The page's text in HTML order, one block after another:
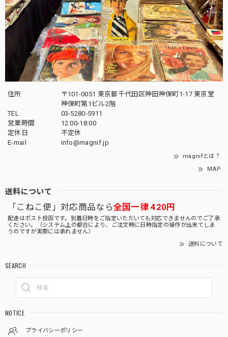
住所
〒101-0051 東京都千代田区神田神保町1-17 東京堂
神保町第1ビル2階
TEL
03-5280-5911
営業時間
12:00-18:00
定休日
不定休
E-mail
info@magnif.jp
magnifとは？
MAP
送料について
「こねこ便」対応商品なら全国一律 420円
配達はポスト投函です。到着日時をご指定いただいても対応できませんのでご了承
ください。（システム上の都合により、ご注文時に日時指定の操作が出来てしま
うのですが実際には承れません）
送料について
SEARCH
NOTICE
プライバシーポリシー